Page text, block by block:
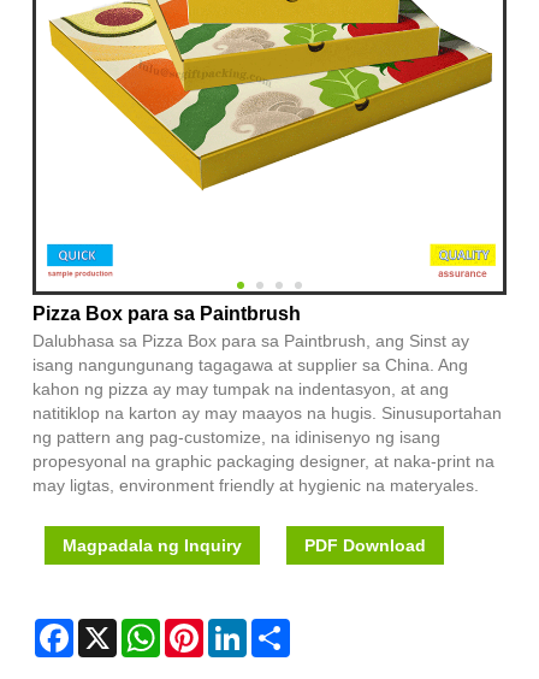
Pizza Box para sa Paintbrush
Dalubhasa sa Pizza Box para sa Paintbrush, ang Sinst ay
isang nangungunang tagagawa at supplier sa China. Ang
kahon ng pizza ay may tumpak na indentasyon, at ang
natitiklop na karton ay may maayos na hugis. Sinusuportahan
ng pattern ang pag-customize, na idinisenyo ng isang
propesyonal na graphic packaging designer, at naka-print na
may ligtas, environment friendly at hygienic na materyales.
Magpadala ng Inquiry PDF Download
Facebook
X WhatsAppPinterestLinkedIn